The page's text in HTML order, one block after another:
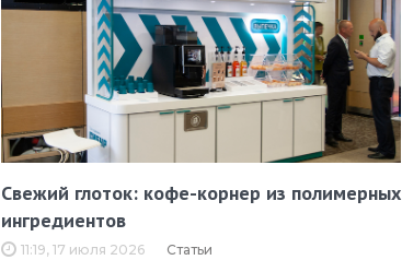
Свежий глоток: кофе-корнер из полимерных
ингредиентов
11:19, 17 июля 2026 Статьи